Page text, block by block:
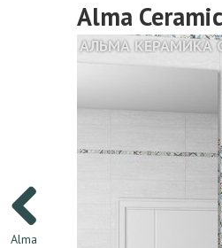
Alma
Alma
АЛЬМА КЕРАМИКА